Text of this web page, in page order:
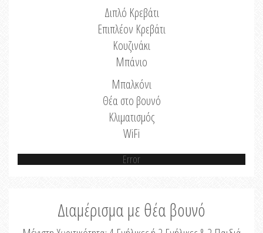
Διπλό Κρεβάτι
Επιπλέον Κρεβάτι
Κουζινάκι
Μπάνιο
Μπαλκόνι
Θέα στο βουνό
Κλιματισμός
WiFi
Error
Διαμέρισμα με θέα βουνό